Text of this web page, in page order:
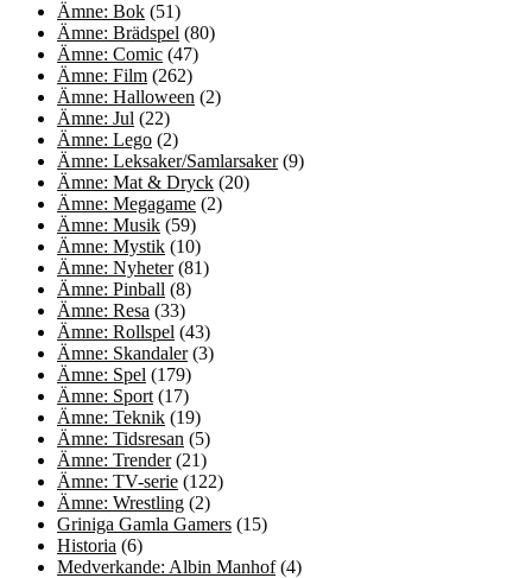
Ämne: Bok (51)
Ämne: Brädspel (80)
Ämne: Comic (47)
Ämne: Film (262)
Ämne: Halloween (2)
Ämne: Jul (22)
Ämne: Lego (2)
Ämne: Leksaker/Samlarsaker(9)
Ämne: Mat & Dryck (20)
Ämne: Megagame (2)
Ämne: Musik (59)
Ämne: Mystik (10)
Ämne: Nyheter(81)
Ämne: Pinball (8)
Ämne: Resa (33)
Ämne: Rollspel (43)
Ämne: Skandaler(3)
Ämne: Spel (179)
Ämne: Sport (17)
Ämne: Teknik (19)
Ämne: Tidsresan (5)
Ämne: Trender(21)
Ämne: TV-serie (122)
Ämne: Wrestling (2)
Griniga Gamla Gamers (15)
Historia (6)
Medverkande: Albin Manhof(4)